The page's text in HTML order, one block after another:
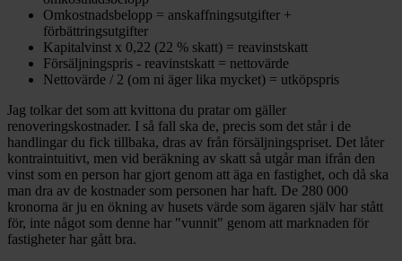
Omkostnadsbelopp = anskaffningsutgifter +
förbättringsutgifter
Kapitalvinst x 0,22 (22 % skatt) = reavinstskatt
Försäljningspris - reavinstskatt = nettovärde
Nettovärde / 2 (om ni äger lika mycket) = utköpspris
Jag tolkar det som att kvittona du pratar om gäller
renoveringskostnader. I så fall ska de, precis som det står i de
handlingar du fick tillbaka, dras av från försäljningspriset. Det låter
kontraintuitivt, men vid beräkning av skatt så utgår man ifrån den
vinst som en person har gjort genom att äga en fastighet, och då ska
man dra av de kostnader som personen har haft. De 280 000
kronorna är ju en ökning av husets värde som ägaren själv har stått
för, inte något som denne har "vunnit" genom att marknaden för
fastigheter har gått bra.